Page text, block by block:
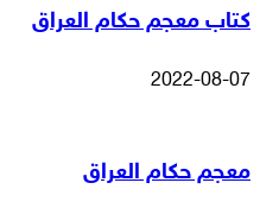
كتاب معجم حكام العراق
2022-08-07
معجم حكام العراق